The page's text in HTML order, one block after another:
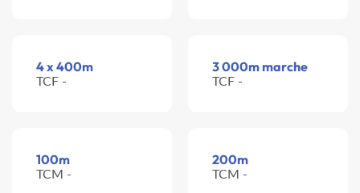
4 x 400m
TCF -
3 000m marche
TCF -
100m
TCM -
200m
TCM -